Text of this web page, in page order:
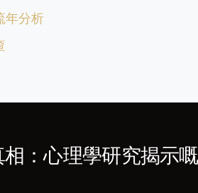
年分析
：心理學研究揭示